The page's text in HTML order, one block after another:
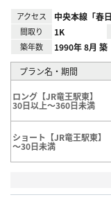
アクセス 中央本線「春
間取り 1K
築年数 1990年 8月 築
プラン名・期間
ロング【JR竜王駅東】
30日以上～360日未満
ショート【JR竜王駅東】
～30日未満